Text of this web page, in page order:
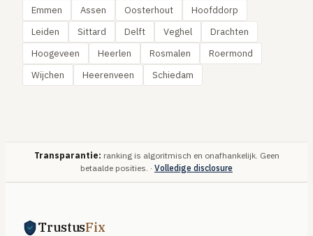
Emmen
Assen Oosterhout
Hoofddorp
Leiden
Sittard Delft Veghel
Drachten
Hoogeveen
Heerlen Rosmalen
Roermond
Wijchen
Heerenveen Schiedam
Transparantie: ranking is algoritmisch en onafhankelijk. Geen
betaalde posities. · Volledige disclosure
TrustusFix